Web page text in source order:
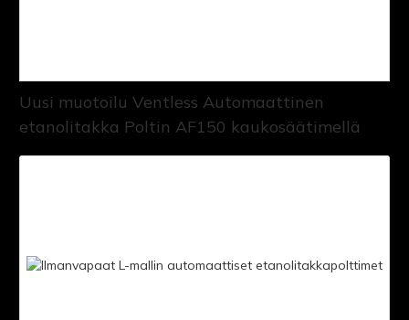
Uusi muotoilu Ventless Automaattinen
etanolitakka Poltin AF150 kaukosäätimellä